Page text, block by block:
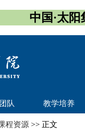
中国·太
队 教学培养
程资源 >> 正文